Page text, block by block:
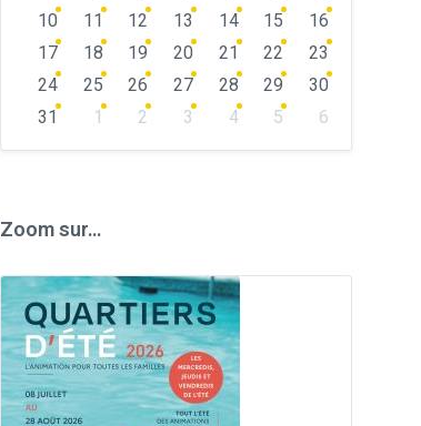
10
11 12 13 14 15
16
17
18 19 20 21 22
23
24
25 26 27 28 29
30
31
1 2 3 4 5
6
Zoom sur…